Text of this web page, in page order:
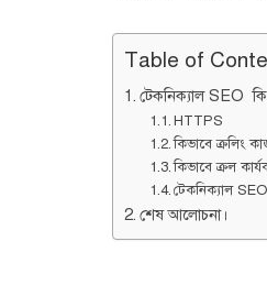
Table of
টেকনিক্যাল SEO
HTTPS
কিভাবে ক্রলিং
কিভাবে ক্রল
টেকনিক্যাল
শেষ আলোচনা।